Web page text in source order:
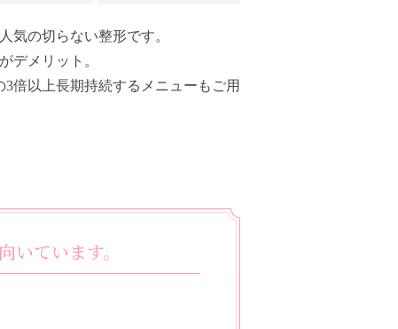
気の切らない整形です。
デメリット。
倍以上長期持続するメニューもご用
いています。